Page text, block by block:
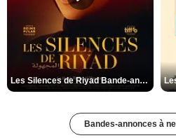
Les Silences de Riyad Bande-annonce VO STFR
Bandes-annonces à